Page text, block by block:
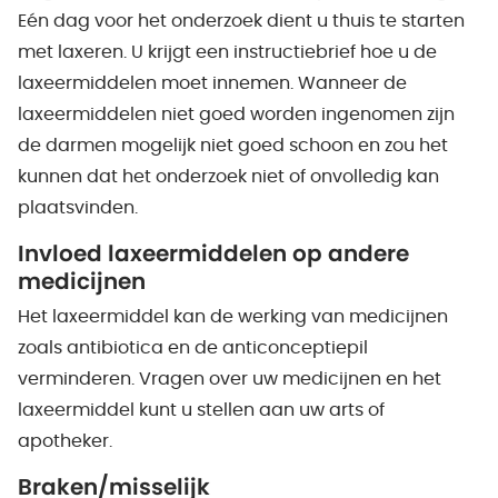
Eén dag voor het onderzoek dient u thuis te starten
met laxeren. U krijgt een instructiebrief hoe u de
laxeermiddelen moet innemen. Wanneer de
laxeermiddelen niet goed worden ingenomen zijn
de darmen mogelijk niet goed schoon en zou het
kunnen dat het onderzoek niet of onvolledig kan
plaatsvinden.
Invloed laxeermiddelen op andere
medicijnen
Het laxeermiddel kan de werking van medicijnen
zoals antibiotica en de anticonceptiepil
verminderen. Vragen over uw medicijnen en het
laxeermiddel kunt u stellen aan uw arts of
apotheker.
Braken/misselijk